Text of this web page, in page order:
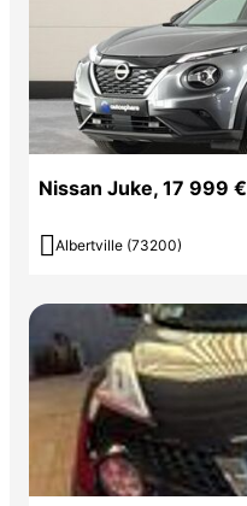
Nissan Juke, 17 999 €
 Albertville (73200)